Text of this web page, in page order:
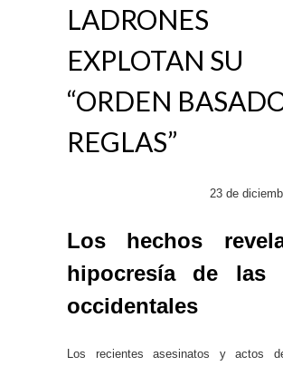
LADRONES
EXPLOTAN SU
“ORDEN
REGLAS”
23 de
Los hechos
hipocresía de las
occidentales
Los recientes asesinatos y actos